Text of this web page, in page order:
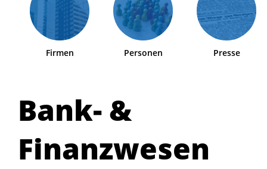
Firmen Personen Presse
Bank- &
Finanzwesen